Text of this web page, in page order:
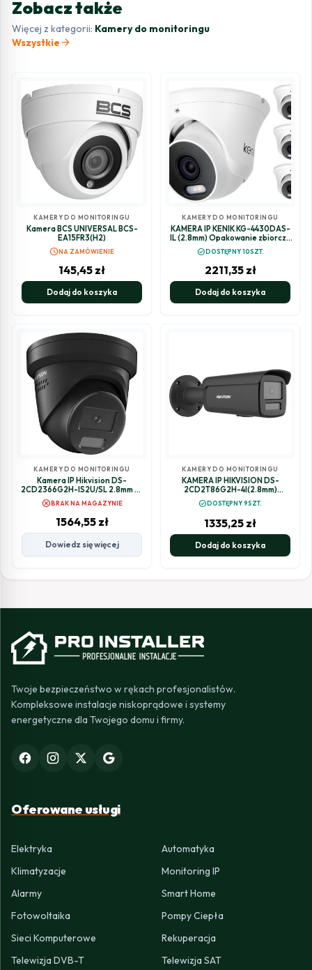
Zobacz także
Więcej z kategorii: Kamery do monitoringu
Wszystkie arrow_forward
KAMERY DO MONITORINGU
Kamera BCS UNIVERSAL BCS-
EA15FR3(H2)
scheduleNA ZAMÓWIENIE
145,45 zł
Dodaj do koszyka
KAMERY DO MONITORINGU
KAMERA IP KENIK KG-4430DAS-
IL (2.8mm) Opakowanie zbiorcze
4szt.
check_circleDOSTĘPNY 10SZT.
2211,35 zł
Dodaj do koszyka
KAMERY DO MONITORINGU
Kamera IP Hikvision DS-
2CD2366G2H-IS2U/SL 2.8mm EF
BLACK PL
cancelBRAK NA MAGAZYNIE
1564,55 zł
Dowiedz się więcej
KAMERY DO MONITORINGU
KAMERA IP HIKVISION DS-
2CD2T86G2H-4I(2.8mm)
(eF)/BLACK
check_circleDOSTĘPNY 9SZT.
1335,25 zł
Dodaj do koszyka
Twoje bezpieczeństwo w rękach profesjonalistów.
Kompleksowe instalacje niskoprądowe i systemy
energetyczne dla Twojego domu i firmy.
Oferowane usługi
Elektryka
Automatyka
Klimatyzacje
Monitoring IP
Alarmy
Smart Home
Fotowoltaika
Pompy Ciepła
Sieci Komputerowe
Rekuperacja
Telewizja DVB-T
Telewizja SAT